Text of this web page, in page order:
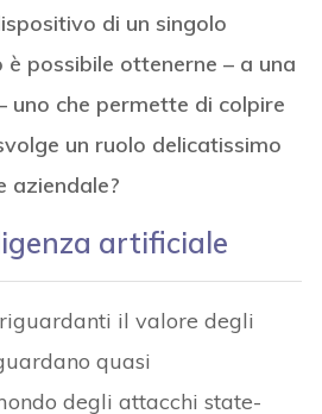
di un singolo
possibile ottenerne – a una
uno che permette di colpire
un ruolo delicatissimo
aziendale?
artificiale
il valore degli
quasi
degli attacchi state-